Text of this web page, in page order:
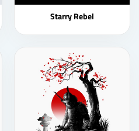
Starry Rebel